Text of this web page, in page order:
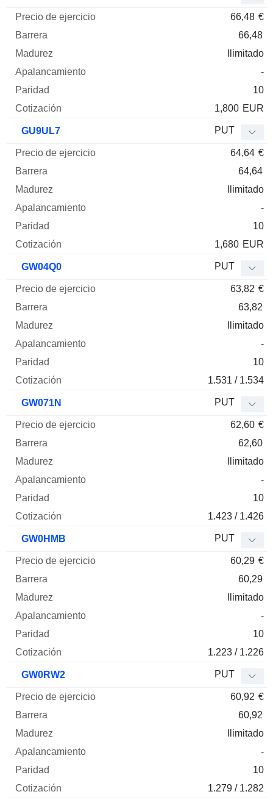
66,48 €
66,48
Ilimitado
-
10
1,800 EUR
GU9UL7 PUT
64,64 €
64,64
Ilimitado
-
10
1,680 EUR
GW04Q0 PUT
63,82 €
63,82
Ilimitado
-
10
1.531 / 1.534
GW071N PUT
62,60 €
62,60
Ilimitado
-
10
1.423 / 1.426
GW0HMB PUT
60,29 €
60,29
Ilimitado
-
10
1.223 / 1.226
GW0RW2 PUT
60,92 €
60,92
Ilimitado
-
10
1.279 / 1.282